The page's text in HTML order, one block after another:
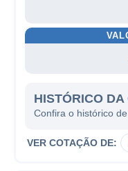
HISTÓRICO
Confira o histórico
VER COTAÇÃO DE: